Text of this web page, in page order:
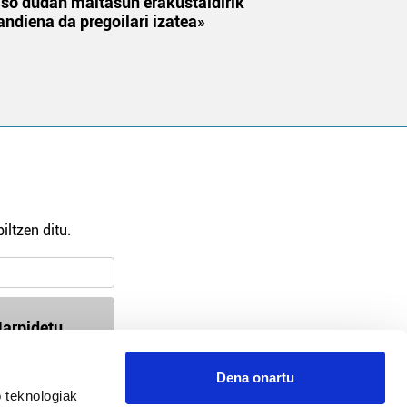
Dena onartu
da pregoilari izatea»
ditu.